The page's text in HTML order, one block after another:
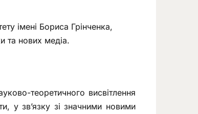
імені Бориса Грінченка,
та нових медіа.
теоретичного висвітлення
у зв’язку зі значними новими